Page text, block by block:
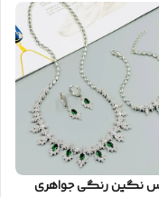
نگین رنگی جواهری